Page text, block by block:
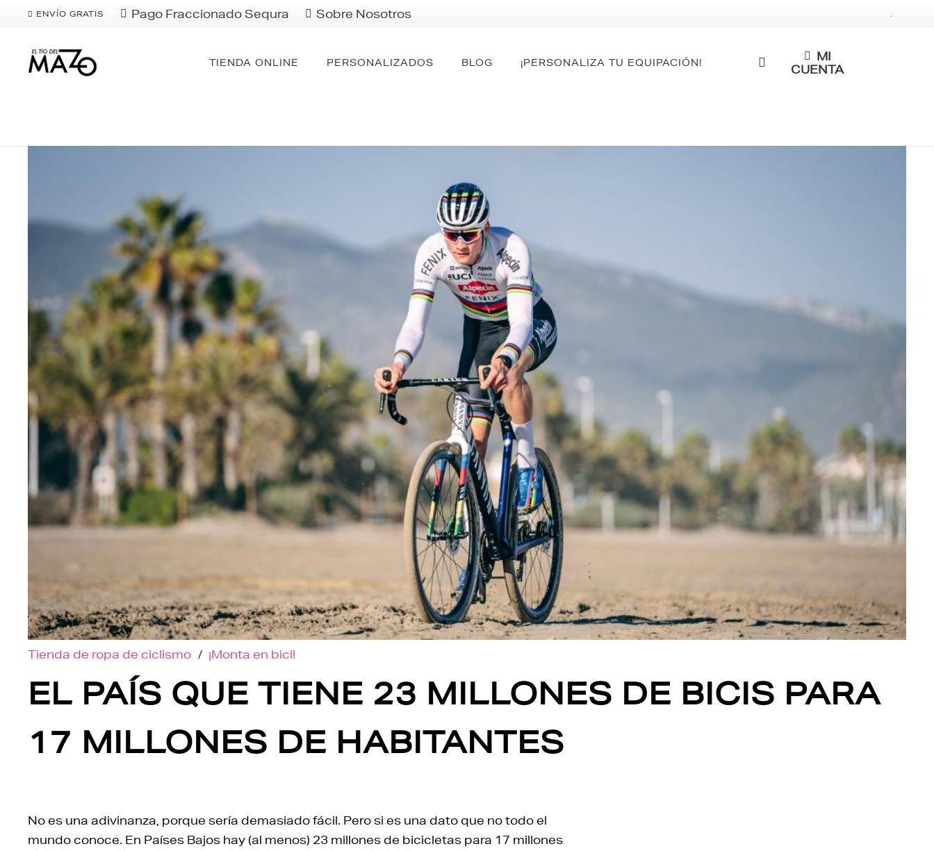
ENVÍO GRATIS Pago Fraccionado Sequra Sobre Nosotros .
TIENDA ONLINE PERSONALIZADOS BLOG ¡PERSONALIZA TU EQUIPACIÓN!
MI
CUENTA
Tienda de ropa de ciclismo / ¡Monta en bici!
EL PAÍS QUE TIENE 23 MILLONES DE BICIS PARA
17 MILLONES DE HABITANTES
No es una adivinanza, porque sería demasiado fácil. Pero si es una dato que no todo el
mundo conoce. En Países Bajos hay (al menos) 23 millones de bicicletas para 17 millones